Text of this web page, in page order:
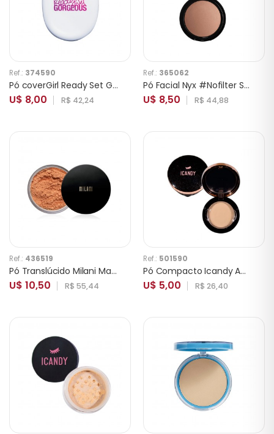
Ref.: 374590
Pó coverGirl Ready Set Gorgeous 115-120 Light
U$ 8,00 R$ 42,24
Ref.: 365062
Pó Facial Nyx #Nofilter Sansfiltre 14 Mahogany
U$ 8,50 R$ 44,88
Ref.: 436519
Pó Translúcido Milani Make It Setting Powder 02 Medium to Deep
U$ 10,50 R$ 55,44
Ref.: 501590
Pó Compacto Icandy Amazing 22 Tulip
U$ 5,00 R$ 26,40